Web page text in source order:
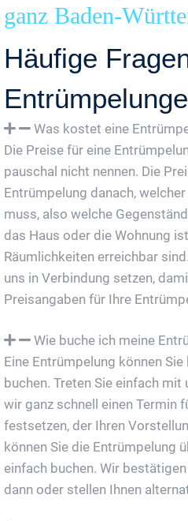
ganz Baden-
Häufige
Was kostet eine
Die Preise für eine
pauschal nicht nennen. Die
Entrümpelung danach,
muss, also welche
das Haus oder die Wohnung
Räumlichkeiten erreichbar
uns in Verbindung setzen,
Preisangaben für Ihre
Wie buche ich meine
Eine Entrümpelung können
buchen. Treten Sie einfach
wir ganz schnell einen Termin
festsetzen, der Ihren
können Sie die Entrümpelung
einfach buchen. Wir
dann oder stellen Ihnen